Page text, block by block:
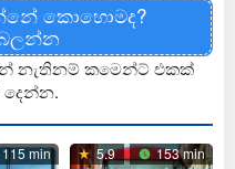
කොහොමද?
නැතිනම් කමෙන්ට් එකක්
දෙන්න.
min 5.9 153 min